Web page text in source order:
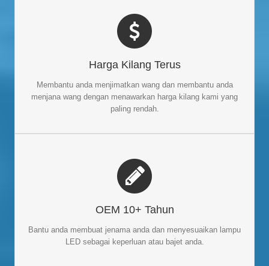
Harga Kilang Terus
Membantu anda menjimatkan wang dan membantu anda
menjana wang dengan menawarkan harga kilang kami yang
paling rendah.
HARGA TERUS KILANG
Kami menawarkan harga kilang terus yang kompetitif daripada
boleh menjimatkan lebih banyak bajet dan membuat lebih
banyak keuntungan pada perniagaan LED anda.
OEM 10+ Tahun
Bantu anda membuat jenama anda dan menyesuaikan lampu
LED sebagai keperluan atau bajet anda.
PERKHIDMATAN KASTAM
dengan perkhidmatan OEM / tersuai yang sangat
baik. Kami boleh membantu anda menjenamakan produk anda
dan menyesuaikan penyelesaian sebagai keperluan anda.